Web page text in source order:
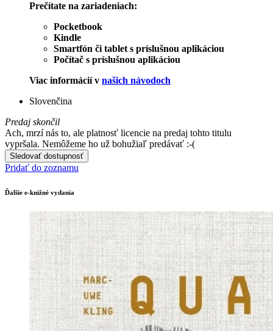
Prečítate na zariadeniach:
Pocketbook
Kindle
Smartfón či tablet s príslušnou aplikáciou
Počítač s príslušnou aplikáciou
Viac informácií v našich návodoch
Slovenčina
Predaj skončil
Ach, mrzí nás to, ale platnosť licencie na predaj tohto titulu
vypršala. Nemôžeme ho už bohužiaľ predávať :-(
Sledovať dostupnosť
Pridať do zoznamu
Ďalšie e-knižné vydania